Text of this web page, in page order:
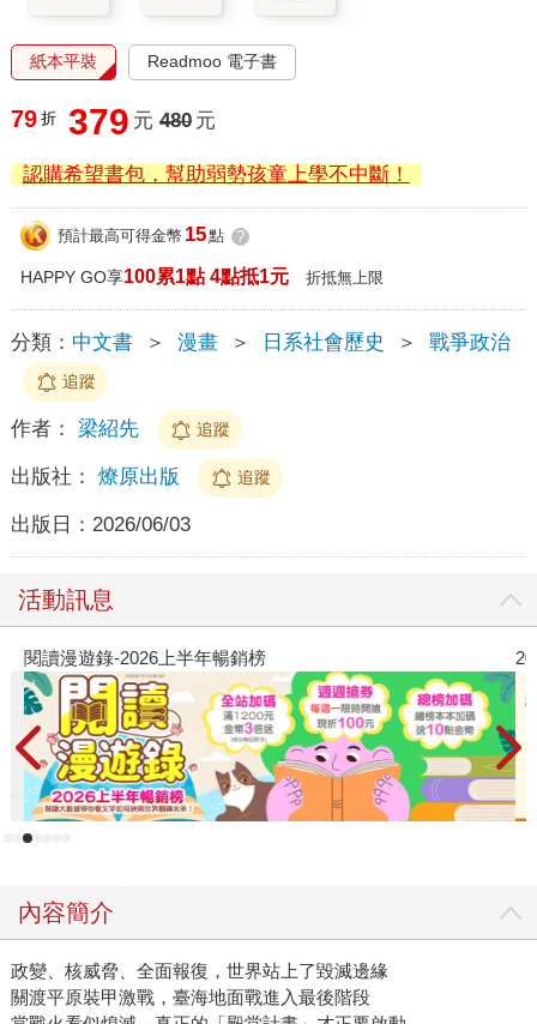
紙本平裝 Readmoo 電子書
79 折 379 元 480 元
認購希望書包，幫助弱勢孩童上學不中斷！
預計最高可得金幣 15點 ?
HAPPY GO享100累1點 4點抵1元 折抵無上限
分類： 中文書 ＞ 漫畫 ＞ 日系社會歷史 ＞ 戰爭政治
追蹤
作者： 梁紹先 追蹤
出版社： 燎原出版 追蹤
出版日： 2026/06/03
活動訊息
閱讀漫遊錄-2026上半年暢銷榜
內容簡介
政變、核威脅、全面報復，世界站上了毀滅邊緣
關渡平原裝甲激戰，臺海地面戰進入最後階段